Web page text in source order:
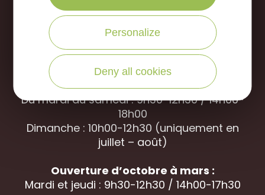
Office de Tourisme des Portes de Sologne
Rue des jardins, 45240 LaFerté Saint-
Ouverture d’avril à septembre
Du mardi au samedi : 9h30-12h30 / 14h00-
18h00
Dimanche : 10h00-12h30 (uniquement en
juillet – août)
Ouverture d’octobre à mars :
Mardi et jeudi : 9h30-12h30 / 14h00-17h30
Personalize
Deny all cookies